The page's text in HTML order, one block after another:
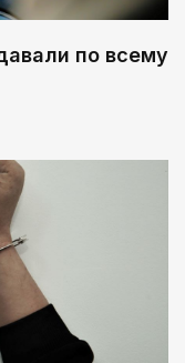
по всему